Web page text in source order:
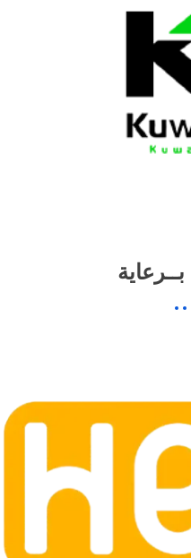
بــرعاية